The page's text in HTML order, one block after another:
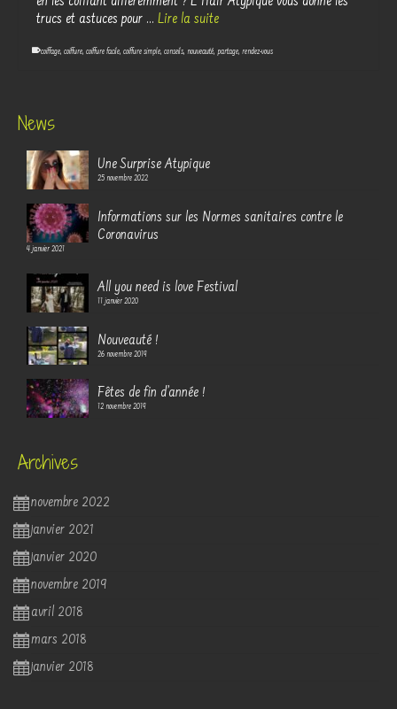
trucs et astuces pour … Lire la suite
coiffage, coiffure, coiffure facile, coiffure simple, conseils, nouveauté, partage, rendez-vous
News
Une Surprise Atypique
25 novembre 2022
Informations sur les Normes sanitaires contre le
Coronavirus
4 janvier 2021
All you need is love Festival
11 janvier 2020
Nouveauté !
26 novembre 2019
Fêtes de fin d’année !
12 novembre 2019
Archives
novembre 2022
janvier 2021
janvier 2020
novembre 2019
avril 2018
mars 2018
janvier 2018